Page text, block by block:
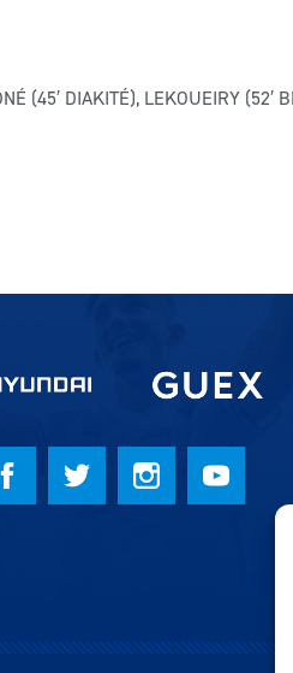
(45′ DIAKITÉ), LEKOUEIRY (52′